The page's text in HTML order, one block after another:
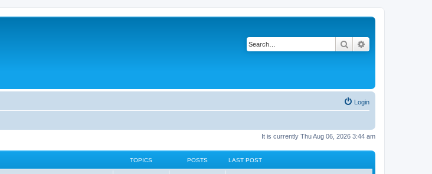
Search
Login
It is currently Thu Aug 06, 2026 3:44 am
TOPICS POSTS LAST POST